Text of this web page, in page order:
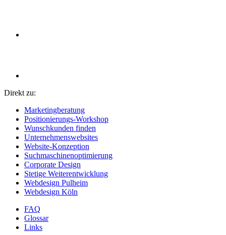
Direkt zu:
Marketingberatung
Positionierungs-Workshop
Wunschkunden finden
Unternehmenswebsites
Website-Konzeption
Suchmaschinenoptimierung
Corporate Design
Stetige Weiterentwicklung
Webdesign Pulheim
Webdesign Köln
FAQ
Glossar
Links